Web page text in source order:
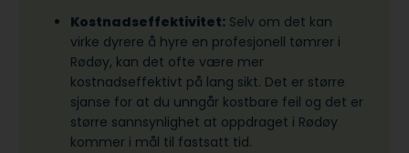
Kostnadseffektivitet: Selv om det kan
virke dyrere å hyre en profesjonell tømrer i
Rødøy, kan det ofte være mer
kostnadseffektivt på lang sikt. Det er større
sjanse for at du unngår kostbare feil og det er
større sannsynlighet at oppdraget i Rødøy
kommer i mål til fastsatt tid.